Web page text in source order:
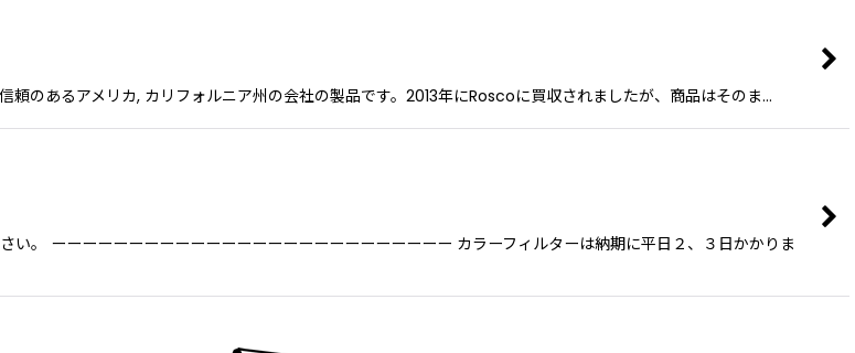
絞り込む
のあるアメリカ, カリフォルニア州の会社の製品です。2013年にRoscoに買収されましたが、商品はそのま…
。 ーーーーーーーーーーーーーーーーーーーーーーーーーー カラーフィルターは納期に平日２、３日かかりま